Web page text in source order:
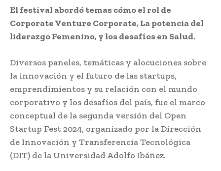
El festival abordó temas cómo el rol de
Corporate Venture Corporate, La potencia del
liderazgo Femenino, y los desafíos en Salud.
Diversos paneles, temáticas y alocuciones sobre
la innovación y el futuro de las startups,
emprendimientos y su relación con el mundo
corporativo y los desafíos del país, fue el marco
conceptual de la segunda versión del Open
Startup Fest 2024, organizado por la Dirección
de Innovación y Transferencia Tecnológica
(DIT) de la Universidad Adolfo Ibáñez.